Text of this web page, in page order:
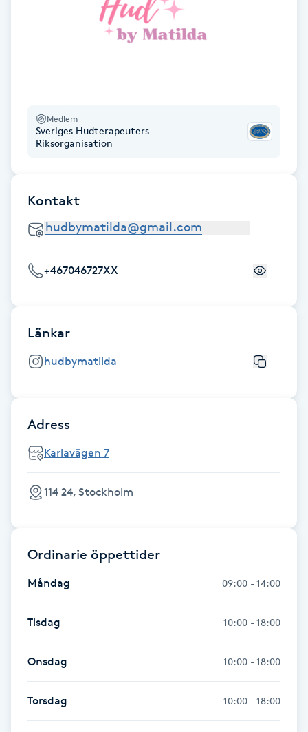
Fransborttagning
Fransfärgning
Fransförlängning
Fransrengöring
Frekvensterapi
Friskvårdsmassage
Funktionsanalys
Föning
Gel naglar
Gelenaglar
Medlem
Sveriges Hudterapeuters
Riksorganisation
Kontakt
+467046727XX
Länkar
hudbymatilda
Adress
Karlavägen 7
114 24, Stockholm
Ordinarie öppettider
Måndag 09:00 - 14:00
Tisdag 10:00 - 18:00
Onsdag 10:00 - 18:00
Torsdag 10:00 - 18:00